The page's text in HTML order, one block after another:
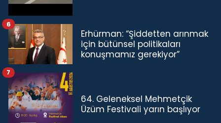
Erhürman: “Şiddetten arınmak
için bütünsel politikaları
konuşmamız gerekiyor”
6
64. Geleneksel Mehmetçik
Üzüm Festivali yarın başlıyor
7